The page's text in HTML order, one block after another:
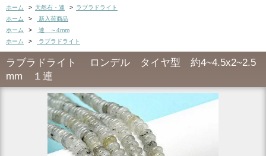
ホーム > 天然石・連 > ラブラドライト
ホーム
>
新入荷商品
ホーム
>
連 ～4mm
ホーム
> ラブラドライト
ラブラドライト ロンデル タイヤ型 約4~4.5x2~2.5
mm １連